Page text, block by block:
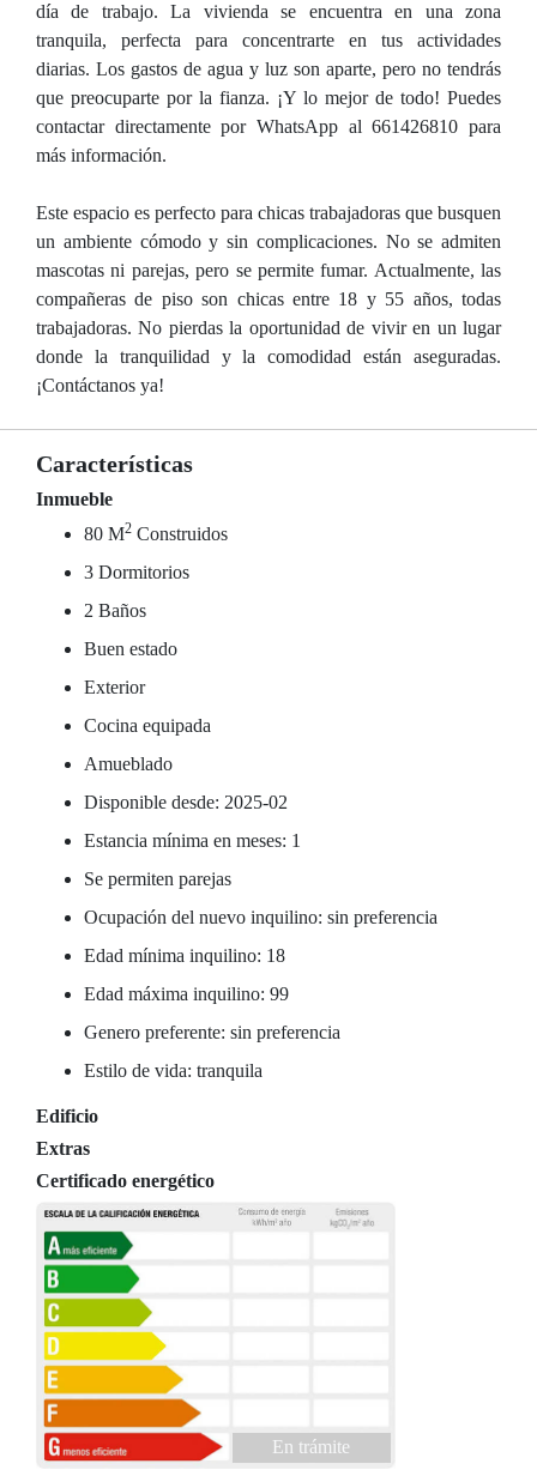
día de trabajo. La vivienda se encuentra en una zona
tranquila, perfecta para concentrarte en tus actividades
diarias. Los gastos de agua y luz son aparte, pero no tendrás
que preocuparte por la fianza. ¡Y lo mejor de todo! Puedes
contactar directamente por WhatsApp al 661426810 para
más información.
Este espacio es perfecto para chicas trabajadoras que busquen
un ambiente cómodo y sin complicaciones. No se admiten
mascotas ni parejas, pero se permite fumar. Actualmente, las
compañeras de piso son chicas entre 18 y 55 años, todas
trabajadoras. No pierdas la oportunidad de vivir en un lugar
donde la tranquilidad y la comodidad están aseguradas.
¡Contáctanos ya!
Características
Inmueble
80 M2 Construidos
3 Dormitorios
2 Baños
Buen estado
Exterior
Cocina equipada
Amueblado
Disponible desde: 2025-02
Estancia mínima en meses: 1
Se permiten parejas
Ocupación del nuevo inquilino: sin preferencia
Edad mínima inquilino: 18
Edad máxima inquilino: 99
Genero preferente: sin preferencia
Estilo de vida: tranquila
Edificio
Extras
Certificado energético
En trámite